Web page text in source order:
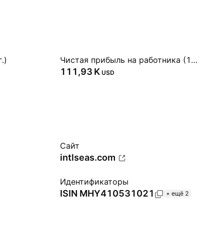
Чистая прибыль на работника (1 г.)
‪111,93 K‬ USD
Сайт
intlseas.com
Идентификаторы
ISIN MHY410531021 + ещё 2